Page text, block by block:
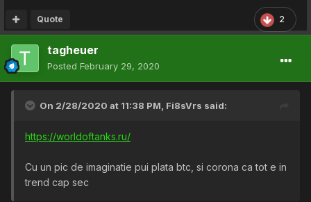
2
Quote
tagheuer
Posted February 29, 2020
On 2/28/2020 at 11:38 PM, Fi8sVrs said:
https://worldoftanks.ru/
Cu un pic de imaginatie pui plata btc, si corona ca tot e in
trend cap sec